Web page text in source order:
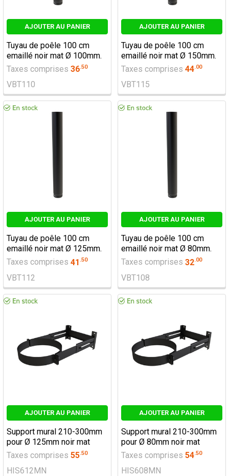
AJOUTER AU PANIER
Tuyau de poêle 100 cm
emaillé noir mat Ø 100mm.
Taxes comprises 36.50
VBT110
AJOUTER AU PANIER
Tuyau de poêle 100 cm
emaillé noir mat Ø 150mm.
Taxes comprises 44.00
VBT115
AJOUTER AU PANIER
Tuyau de poêle 100 cm
emaillé noir mat Ø 125mm.
Taxes comprises 41 .50
VBT112
AJOUTER AU PANIER
Tuyau de poêle 100 cm
emaillé noir mat Ø 80mm.
Taxes comprises 32.00
VBT108
AJOUTER AU PANIER
Support mural 210-300mm
pour Ø 125mm noir mat
Taxes comprises 55.50
HIS612MN
AJOUTER AU PANIER
Support mural 210-300mm
pour Ø 80mm noir mat
Taxes comprises 54.50
HIS608MN